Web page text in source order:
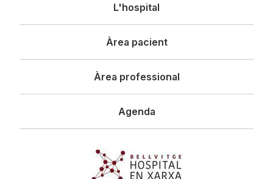
principal
L'hospital
Àrea pacient
Àrea professional
Agenda